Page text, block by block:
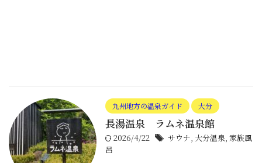
九州地方の温泉ガイド 大分
長湯温泉 ラムネ温泉館
2026/4/22 サウナ, 大分温泉, 家族風
呂